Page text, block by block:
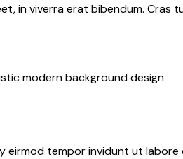
in viverra erat bibendum.
modern background design
tempor invidunt ut